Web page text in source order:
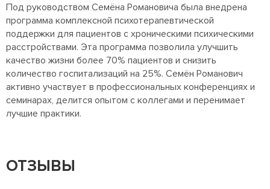
Под руководством Семёна Романовича была внедрена
программа комплексной психотерапевтической
поддержки для пациентов с хроническими психическими
расстройствами. Эта программа позволила улучшить
качество жизни более 70% пациентов и снизить
количество госпитализаций на 25%. Семён Романович
активно участвует в профессиональных конференциях и
семинарах, делится опытом с коллегами и перенимает
лучшие практики.
ОТЗЫВЫ